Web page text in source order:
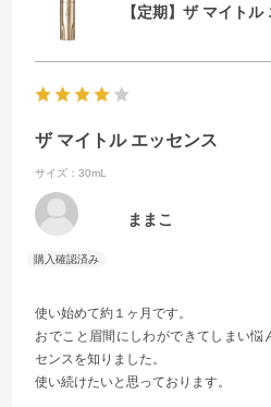
【定期】ザ マイト
ザ マイトル エッセンス
サイズ：30mL
ままこ
使い始めて約１ヶ月です。
おでこと眉間にしわができてしまい悩
センスを知りました。
使い続けたいと思っております。